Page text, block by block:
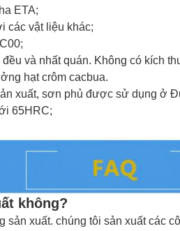
ETA;
các vật liệu khác;
và nhất quán. Không có kích
hạt crôm cacbua.
xuất, sơn phủ được sử dụng ở
65HRC;
không?
sản xuất. chúng tôi sản xuất các